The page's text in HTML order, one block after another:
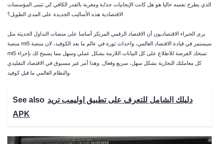
الذي يطرح نفسه حاليا هو هل كانت الإيجابيات جذابة ومغرية بالقدر الكافي كي تتبنى المؤسسات
يرى الخبراء الاقتصاديون أن الاقتصاد الرقمي المرتكز أساسا على منصات التداول الحديثة مثل
mt5 سيستمر في قيادة الاقتصاد العالمي، واحداث ثورة في عالم ما بعد الكوفيد، لان منصة
mt5
كل معاملتك التجارية بشكل سهل، سريع وفعال. وهذا أمر غير مسبوق في الاقتصاد التقليدي
والنظام العالمي ما قبل كوفيد.
See also دليلك الشامل للتعرف على تطبيق اوليمب تريد
APK